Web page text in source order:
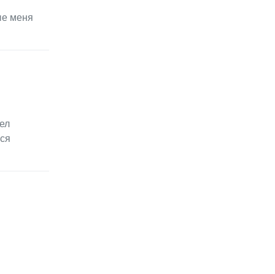
меня